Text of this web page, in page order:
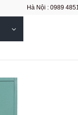
Hà Nội : 0989